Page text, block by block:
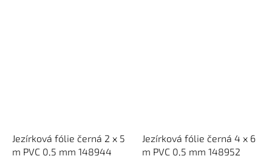
Jezírková fólie černá 2 x 5
m PVC 0,5 mm 148944
Jezírková fólie černá 4 x 6
m PVC 0,5 mm 148952